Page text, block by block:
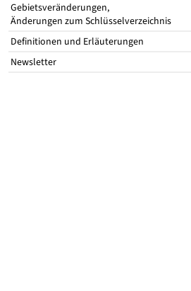
Gebietsveränderungen,
Änderungen zum Schlüsselverzeichnis
Definitionen und Erläuterungen
Newsletter